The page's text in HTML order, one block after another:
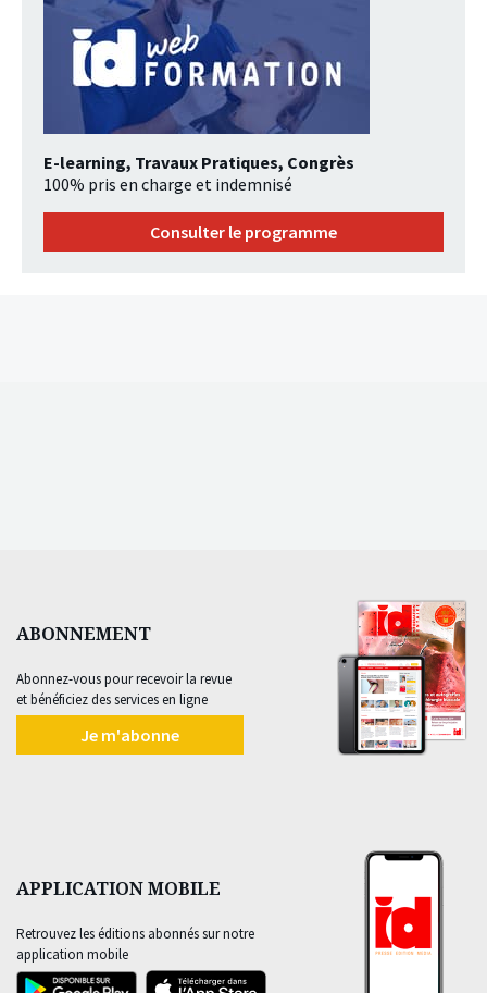
E-learning, Travaux Pratiques, Congrès
100% pris en charge et indemnisé
Consulter le programme
ABONNEMENT
Abonnez-vous pour recevoir la revue
et bénéficiez des services en ligne
Je m'abonne
APPLICATION MOBILE
Retrouvez les éditions abonnés sur notre
application mobile